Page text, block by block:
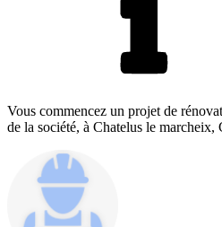
Vous commencez un projet de
de la société, à Chatelus le